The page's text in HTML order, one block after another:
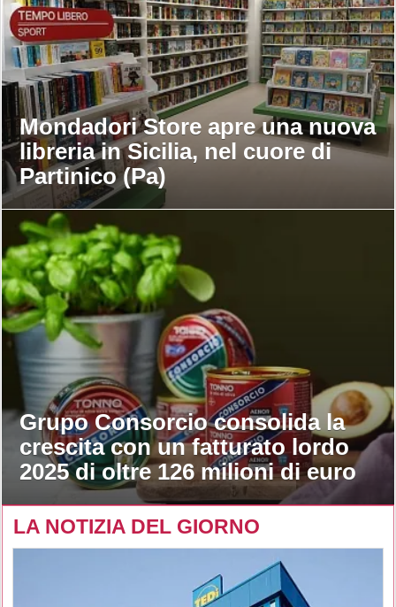
Mondadori Store apre una nuova
libreria in Sicilia, nel cuore di
Partinico (Pa)
Grupo Consorcio consolida la
crescita con un fatturato lordo
2025 di oltre 126 milioni di euro
LA NOTIZIA DEL GIORNO